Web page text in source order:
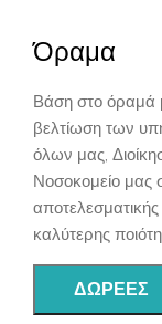
Όραμα
Βάση στο όραμά
βελτίωση των
όλων μας,
Νοσοκομείο μας
καλύτερης
ΔΩΡΕΈΣ